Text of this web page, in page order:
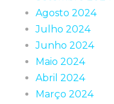
Agosto 2024
Julho 2024
Junho 2024
Maio 2024
Abril 2024
Março 2024